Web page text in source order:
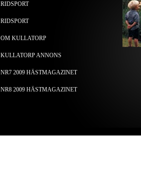
RIDSPORT
RIDSPORT
OM KULLATORP
KULLATORP ANNONS
NR7 2009 HÄSTMAGAZINET
NR8 2009 HÄSTMAGAZINET